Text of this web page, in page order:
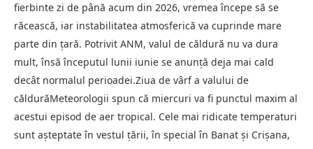
fierbinte zi de până acum din 2026, vremea începe să se
răcească, iar instabilitatea atmosferică va cuprinde mare
parte din țară. Potrivit ANM, valul de căldură nu va dura
mult, însă începutul lunii iunie se anunță deja mai cald
decât normalul perioadei.Ziua de vârf a valului de
căldurăMeteorologii spun că miercuri va fi punctul maxim al
acestui episod de aer tropical. Cele mai ridicate temperaturi
sunt așteptate în vestul țării, în special în Banat și Crișana,